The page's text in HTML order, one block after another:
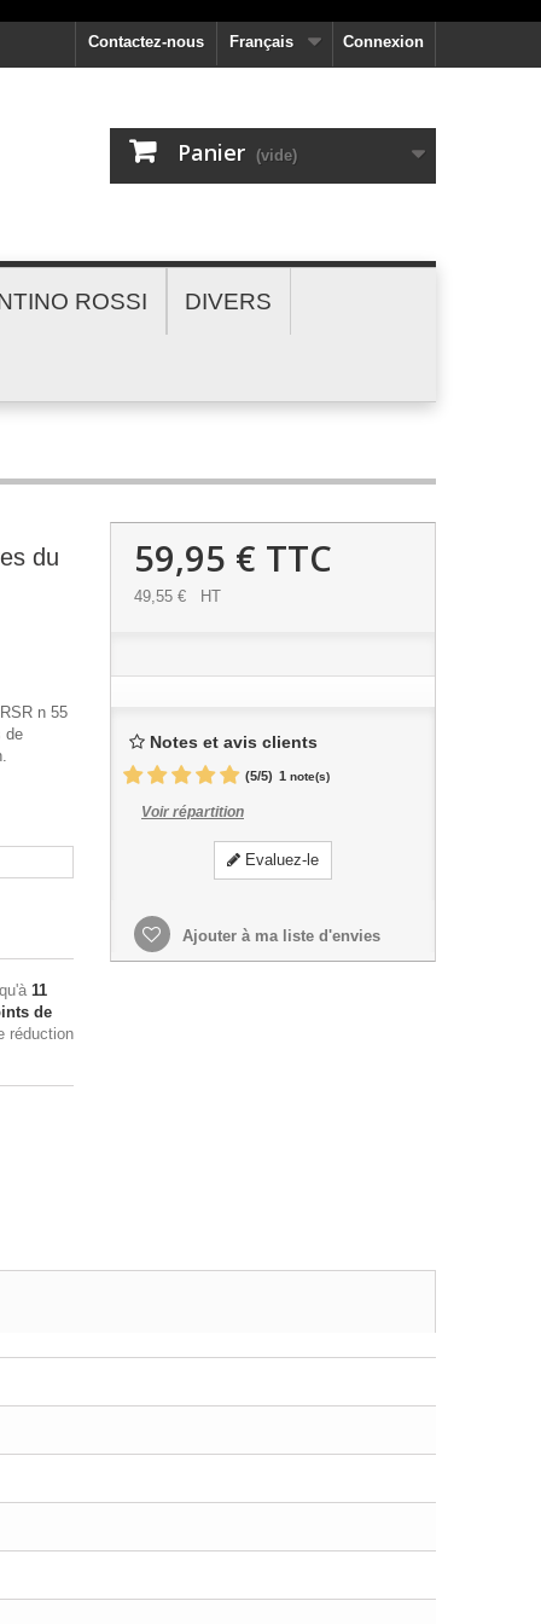
Connexion
Français
Contactez-nous
Panier (vide)
ROSSI DIVERS
du
n 55
de
11
de
réduction
59,95 € TTC
49,55 € HT
Notes et avis clients
(5/5) 1 note(s)
Voir répartition
Evaluez-le
Ajouter à ma liste d'envies